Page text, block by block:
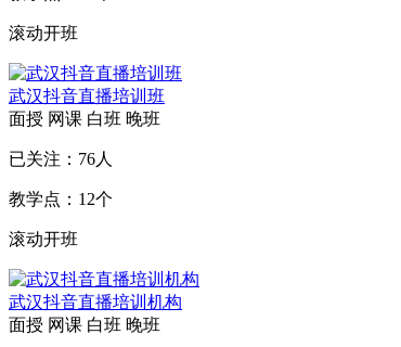
滚动开班
武汉抖音直播培训班
面授 网课 白班 晚班
已关注： 76人
教学点： 12个
滚动开班
武汉抖音直播培训机构
面授 网课 白班 晚班